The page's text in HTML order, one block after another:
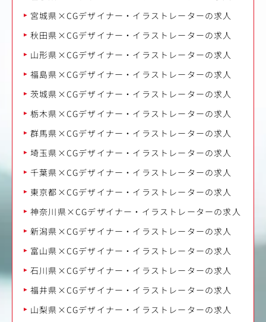
宮城県×CGデザイナー・イラストレーターの求人
秋田県×CGデザイナー・イラストレーターの求人
山形県×CGデザイナー・イラストレーターの求人
福島県×CGデザイナー・イラストレーターの求人
茨城県×CGデザイナー・イラストレーターの求人
栃木県×CGデザイナー・イラストレーターの求人
群馬県×CGデザイナー・イラストレーターの求人
埼玉県×CGデザイナー・イラストレーターの求人
千葉県×CGデザイナー・イラストレーターの求人
東京都×CGデザイナー・イラストレーターの求人
神奈川県×CGデザイナー・イラストレーターの求人
新潟県×CGデザイナー・イラストレーターの求人
富山県×CGデザイナー・イラストレーターの求人
石川県×CGデザイナー・イラストレーターの求人
福井県×CGデザイナー・イラストレーターの求人
山梨県×CGデザイナー・イラストレーターの求人